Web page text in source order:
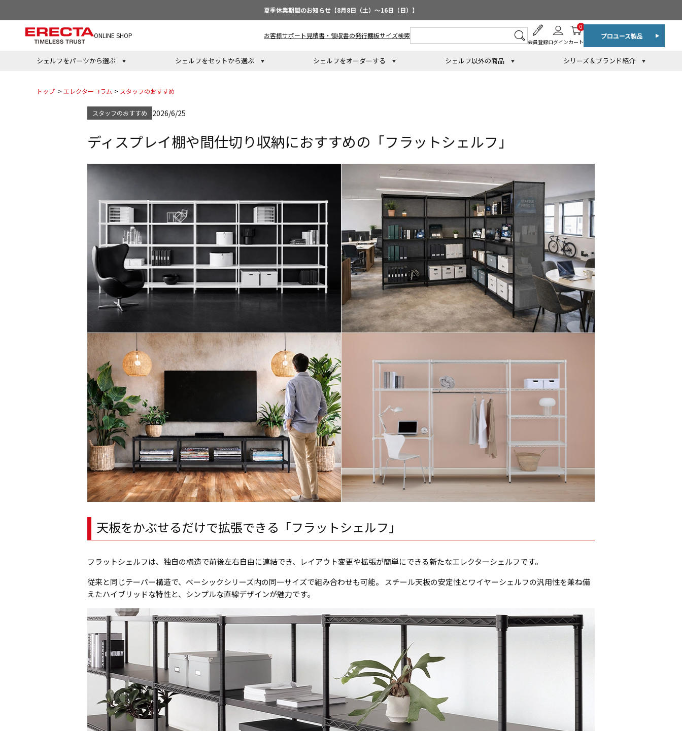
夏季休業期間のお知らせ【8月8日（土）～16日（日）】
ONLINE SHOP お客様サポート 見積書・領収書の発行棚板サイズ検索
会員登録ログインカート
0
プロユース製品
シェルフをパーツから選ぶ シェルフをセットから選ぶ シェルフをオーダーする シェルフ以外の商品 シリーズ＆ブランド紹介
トップ > エレクターコラム > スタッフのおすすめ
スタッフのおすすめ 2026/6/25
ディスプレイ棚や間仕切り収納におすすめの「フラットシェルフ」
天板をかぶせるだけで拡張できる「フラットシェルフ」
フラットシェルフは、独自の構造で前後左右自由に連結でき、レイアウト変更や拡張が簡単にできる新たなエレクターシェルフです。
従来と同じテーパー構造で、ベーシックシリーズ内の同一サイズで組み合わせも可能。 スチール天板の安定性とワイヤーシェルフの汎用性を兼ね備
えたハイブリッドな特性と、シンプルな直線デザインが魅力です。